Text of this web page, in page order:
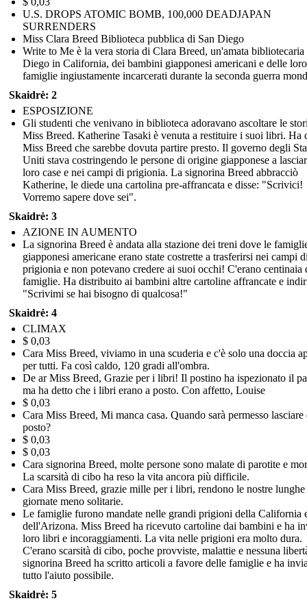
U.S. DROPS ATOMIC BOMB, 100,000 DEADJAPAN
SURRENDERS
Miss Clara Breed Biblioteca pubblica di San Diego
Write to Me è la vera storia di Clara Breed, un'amata bibliotecaria
Diego in California, dei bambini giapponesi americani e delle loro
famiglie ingiustamente incarcerati durante la seconda guerra
Skaidrė: 2
ESPOSIZIONE
Gli studenti che venivano in biblioteca adoravano ascoltare le
Miss Breed. Katherine Tasaki è venuta a restituire i suoi libri. Ha
Miss Breed che sarebbe dovuta partire presto. Il governo degli
Uniti stava costringendo le persone di origine giapponese a
loro case e nei campi di prigionia. La signorina Breed abbracciò
Katherine, le diede una cartolina pre-affrancata e disse: "Scrivici!
Vorremo sapere dove sei".
Skaidrė: 3
AZIONE IN AUMENTO
La signorina Breed è andata alla stazione dei treni dove le
giapponesi americane erano state costrette a trasferirsi nei campi
prigionia e non potevano credere ai suoi occhi! C'erano centinaia
famiglie. Ha distribuito ai bambini altre cartoline affrancate e
"Scrivimi se hai bisogno di qualcosa!"
Skaidrė: 4
CLIMAX
$ 0,03
Cara Miss Breed, viviamo in una scuderia e c'è solo una doccia
per tutti. Fa così caldo, 120 gradi all'ombra.
De ar Miss Breed, Grazie per i libri! Il postino ha ispezionato il
ma ha detto che i libri erano a posto. Con affetto, Louise
$ 0,03
Cara Miss Breed, Mi manca casa. Quando sarà permesso lasciare
posto?
$ 0,03
$ 0,03
Cara signorina Breed, molte persone sono malate di parotite e
La scarsità di cibo ha reso la vita ancora più difficile.
Cara Miss Breed, grazie mille per i libri, rendono le nostre lunghe
giornate meno solitarie.
Le famiglie furono mandate nelle grandi prigioni della California
dell'Arizona. Miss Breed ha ricevuto cartoline dai bambini e ha
loro libri e incoraggiamenti. La vita nelle prigioni era molto dura.
C'erano scarsità di cibo, poche provviste, malattie e nessuna
signorina Breed ha scritto articoli a favore delle famiglie e ha
tutto l'aiuto possibile.
Skaidrė: 5